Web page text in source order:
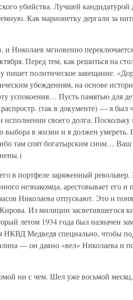
убийства. Лучшей кандидатурой
Как марионетку дергали за
и Николаев мгновенно
Перед тем, как решиться на
пишет политическое завещание.
убеждениям, на основе
успокоения… Пусть памятью для
(так в документе) — я
исполнении своего долга.
выбора в жизни и я должен
там спят богатырским сном…
в портфеле заряженный
незнакомца, арестовывает его и
Николаева отпускают. Это и
Из милиции засветившегося
летом 1934 года был назначен
НКВД Медведя специально, чтобы
— он давно «вел» Николаева и
ни с чем. Шел уже восьмой